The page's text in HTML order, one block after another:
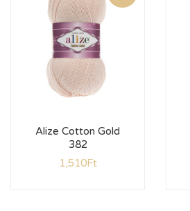
Alize Cotton Gold
382
1,510Ft